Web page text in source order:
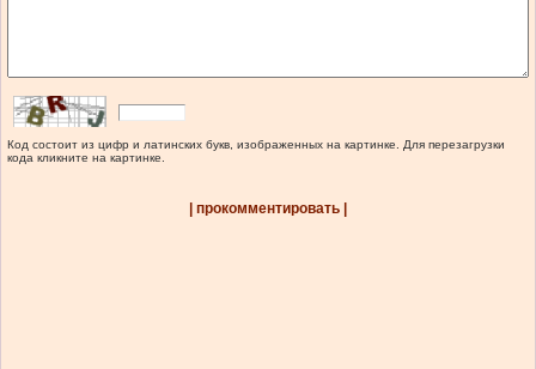
Код состоит из цифр и латинских букв, изображенных на картинке. Для перезагрузки
кода кликните на картинке.
| прокомментировать |